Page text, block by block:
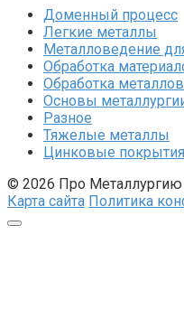
Доменный процесс
Легкие металлы
Металловедение
Обработка
Обработка
Основы
Разное
Тяжелые металлы
Цинковые покрытия
© 2026 Про Металлургию
Карта сайта Политика